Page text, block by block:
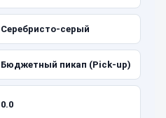
Серебристо-серый
Бюджетный пикап (Pick-up)
0.0